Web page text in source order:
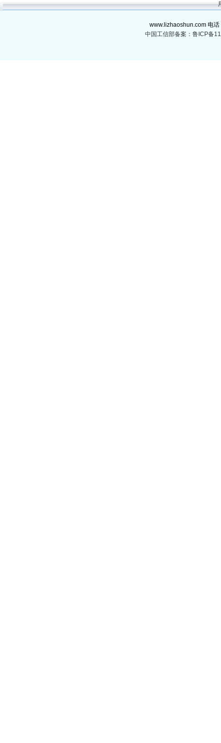
www.lizhaoshun.com 电
中国工信部备案：鲁ICP备